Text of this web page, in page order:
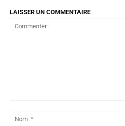
LAISSER UN COMMENTAIRE